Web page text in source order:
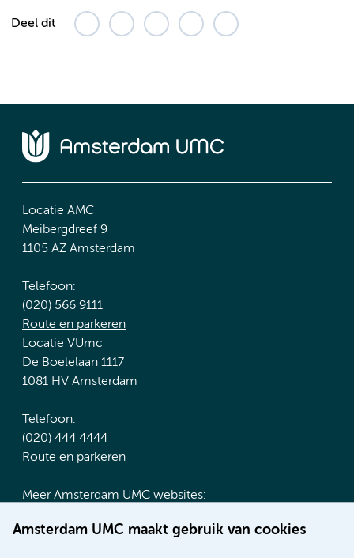
Deel dit
Amsterdam UMC maakt gebruik van cookies
Locatie AMC
Meibergdreef 9
1105 AZ Amsterdam
Telefoon:
(020) 566 9111
Route en parkeren
Locatie VUmc
De Boelelaan 1117
1081 HV Amsterdam
Telefoon:
(020) 444 4444
Route en parkeren
Meer Amsterdam UMC websites:
Werken bij Amsterdam UMC